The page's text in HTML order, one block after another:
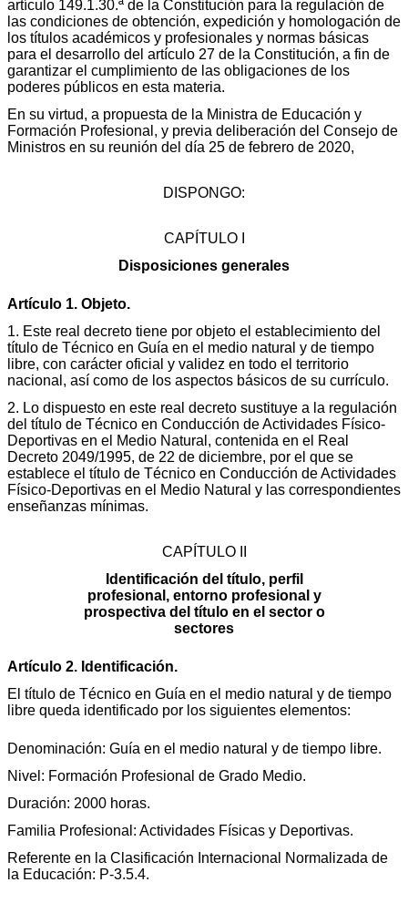
artículo 149.1.30.ª de la Constitución para la regulación de
las condiciones de obtención, expedición y homologación de
los títulos académicos y profesionales y normas básicas
para el desarrollo del artículo 27 de la Constitución, a fin de
garantizar el cumplimiento de las obligaciones de los
poderes públicos en esta materia.
En su virtud, a propuesta de la Ministra de Educación y
Formación Profesional, y previa deliberación del Consejo de
Ministros en su reunión del día 25 de febrero de 2020,
DISPONGO:
CAPÍTULO I
Disposiciones generales
Artículo 1. Objeto.
1. Este real decreto tiene por objeto el establecimiento del
título de Técnico en Guía en el medio natural y de tiempo
libre, con carácter oficial y validez en todo el territorio
nacional, así como de los aspectos básicos de su currículo.
2. Lo dispuesto en este real decreto sustituye a la regulación
del título de Técnico en Conducción de Actividades Físico-
Deportivas en el Medio Natural, contenida en el Real
Decreto 2049/1995, de 22 de diciembre, por el que se
establece el título de Técnico en Conducción de Actividades
Físico-Deportivas en el Medio Natural y las correspondientes
enseñanzas mínimas.
CAPÍTULO II
Identificación del título, perfil
profesional, entorno profesional y
prospectiva del título en el sector o
sectores
Artículo 2. Identificación.
El título de Técnico en Guía en el medio natural y de tiempo
libre queda identificado por los siguientes elementos:
Denominación: Guía en el medio natural y de tiempo libre.
Nivel: Formación Profesional de Grado Medio.
Duración: 2000 horas.
Familia Profesional: Actividades Físicas y Deportivas.
Referente en la Clasificación Internacional Normalizada de
la Educación: P-3.5.4.